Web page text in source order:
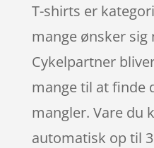
T-shirts er
mange ønsker sig
Cykelpartner
mange til at finde
mangler. Vare du
automatisk op til